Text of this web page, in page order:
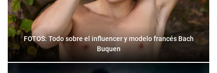
FOTOS: Todo sobre el influencer y modelo francés Bach
Buquen